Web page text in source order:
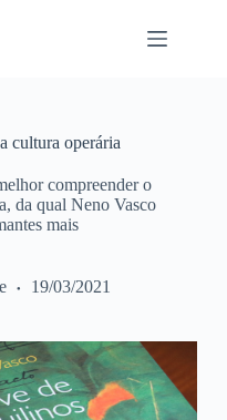
cultura operária
compreender o
da qual Neno Vasco
mais
19/03/2021